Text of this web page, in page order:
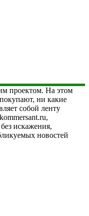
проектом. На этом
ни какие
собой ленту
искажения,
новостей